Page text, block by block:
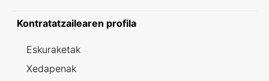
Kontratatzailearen profila
Eskuraketak
Xedapenak